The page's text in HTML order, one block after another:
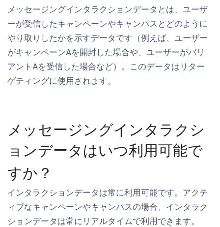
メッセージングインタラクションデータとは、ユーザ
ーが受信したキャンペーンやキャンバスとどのように
やり取りしたかを示すデータです（例えば、ユーザー
がキャンペーンAを開封した場合や、ユーザーがバリ
アントAを受信した場合など）。このデータはリター
ゲティングに使用されます。
メッセージングインタラクシ
ョンデータはいつ利用可能で
すか？
インタラクションデータは常に利用可能です。アクテ
ィブなキャンペーンやキャンバスの場合、インタラク
ションデータは常にリアルタイムで利用できます。